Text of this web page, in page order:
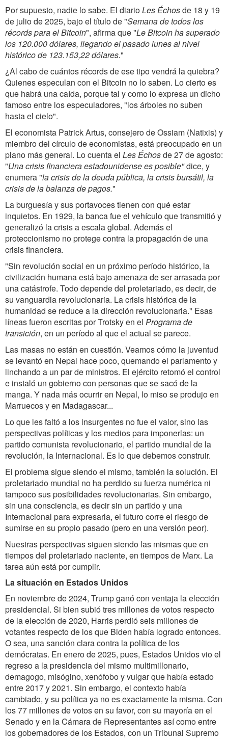
Por supuesto, nadie lo sabe. El diarioLes Échosde 18 y 19
de julio de 2025, bajo el título de "Semana de todos los
récords para el Bitcoin", afirma que "Le Bitcoin ha superado
los 120.000 dólares, llegando el pasado lunes al nivel
histórico de 123.153,22 dólares."
¿Al cabo de cuántos récords de ese tipo vendrá la quiebra?
Quienes especulan con el Bitcoin no lo saben. Lo cierto es
que habrá una caída, porque tal y como lo expresa un dicho
famoso entre los especuladores, "los árboles no suben
hasta el cielo".
El economista Patrick Artus, consejero de Ossiam (Natixis) y
miembro del círculo de economistas, está preocupado en un
plano más general. Lo cuenta el Les Échosde 27 de agosto:
"Una crisis financiera estadounidense es posible"dice, y
enumera "la crisis de la deuda pública, la crisis bursátil, la
crisis de la balanza de pagos."
La burguesía y sus portavoces tienen con qué estar
inquietos. En 1929, la banca fue el vehículo que transmitió y
generalizó la crisis a escala global. Además el
proteccionismo no protege contra la propagación de una
crisis financiera.
"Sin revolución social en un próximo período histórico, la
civilización humana está bajo amenaza de ser arrasada por
una catástrofe. Todo depende del proletariado, es decir, de
su vanguardia revolucionaria. La crisis histórica de la
humanidad se reduce a la dirección revolucionaria." Esas
líneas fueron escritas por Trotsky en el Programa de
transición, en un período al que el actual se parece.
Las masas no están en cuestión. Veamos cómo la juventud
se levantó en Nepal hace poco, quemando el parlamento y
linchando a un par de ministros. El ejército retomó el control
e instaló un gobierno con personas que se sacó de la
manga. Y nada más ocurrir en Nepal, lo miso se produjo en
Marruecos y en Madagascar...
Lo que les faltó a los insurgentes no fue el valor, sino las
perspectivas políticas y los medios para imponerlas: un
partido comunista revolucionario, el partido mundial de la
revolución, la Internacional. Es lo que debemos construir.
El problema sigue siendo el mismo, también la solución. El
proletariado mundial no ha perdido su fuerza numérica ni
tampoco sus posibilidades revolucionarias. Sin embargo,
sin una consciencia, es decir sin un partido y una
Internacional para expresarla, el futuro corre el riesgo de
sumirse en su propio pasado (pero en una versión peor).
Nuestras perspectivas siguen siendo las mismas que en
tiempos del proletariado naciente, en tiempos de Marx. La
tarea aún está por cumplir.
La situación en Estados Unidos
En noviembre de 2024, Trump ganó con ventaja la elección
presidencial. Si bien subió tres millones de votos respecto
de la elección de 2020, Harris perdió seis millones de
votantes respecto de los que Biden había logrado entonces.
O sea, una sanción clara contra la política de los
demócratas. En enero de 2025, pues, Estados Unidos vio el
regreso a la presidencia del mismo multimillonario,
demagogo, misógino, xenófobo y vulgar que había estado
entre 2017 y 2021. Sin embargo, el contexto había
cambiado, y su política ya no es exactamente la misma. Con
los 77 millones de votos en su favor, con su mayoría en el
Senado y en la Cámara de Representantes así como entre
los gobernadores de los Estados, con un Tribunal Supremo